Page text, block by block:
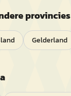
provincies
Gelderland